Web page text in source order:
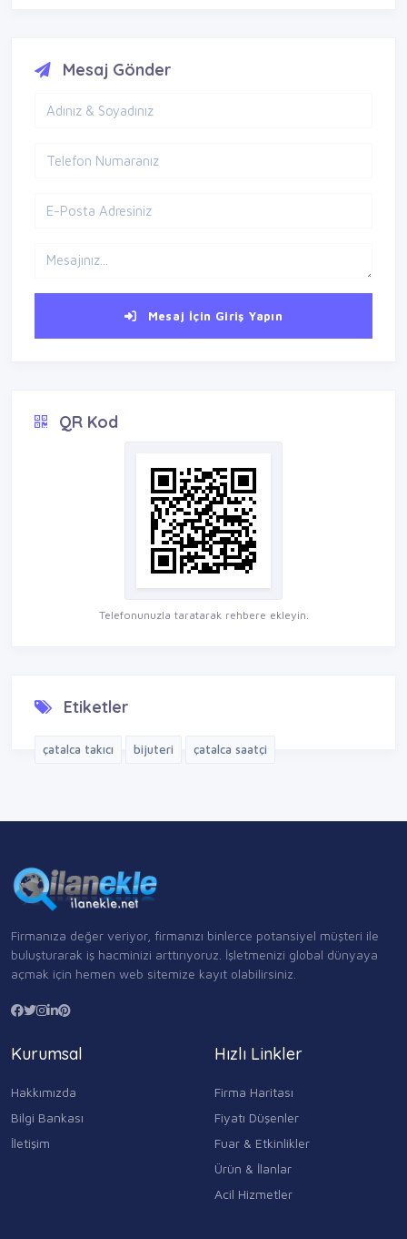
Mesaj Gönder
Mesaj İçin Giriş Yapın
QR Kod
Telefonunuzla taratarak rehbere ekleyin.
Etiketler
çatalca takıcı bijuteri çatalca saatçi
Firmanıza değer veriyor, firmanızı binlerce potansiyel müşteri ile
buluşturarak iş hacminizi arttırıyoruz. İşletmenizi global dünyaya
açmak için hemen web sitemize kayıt olabilirsiniz.
Kurumsal
Hakkımızda
Bilgi Bankası
İletişim
Hızlı Linkler
Firma Haritası
Fiyatı Düşenler
Fuar & Etkinlikler
Ürün & İlanlar
Acil Hizmetler